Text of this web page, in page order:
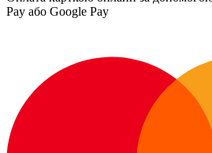
Pay або Google Pay